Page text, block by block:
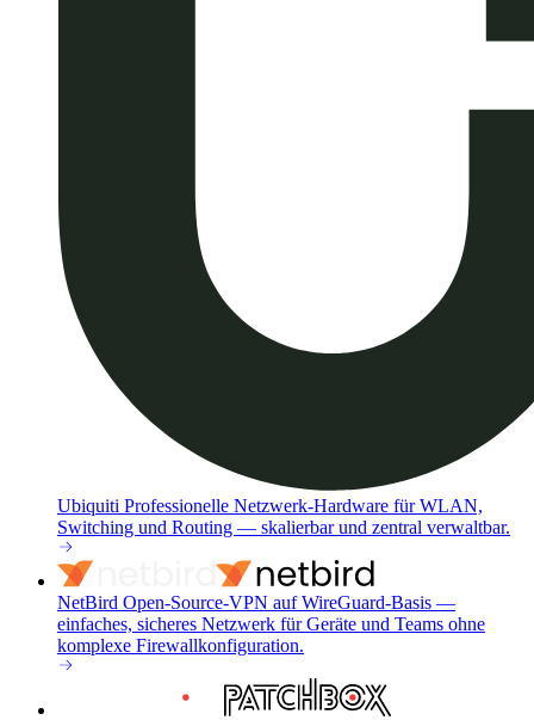
Ubiquiti Professionelle Netzwerk-Hardware für WLAN,
Switching und Routing — skalierbar und zentral verwaltbar.
NetBird Open-Source-VPN auf WireGuard-Basis —
einfaches, sicheres Netzwerk für Geräte und Teams ohne
komplexe Firewallkonfiguration.